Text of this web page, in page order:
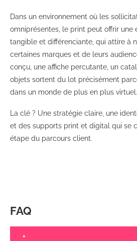
Dans un environnement où les
omniprésentes, le print peut offrir une
tangible et différenciante, qui attire à
certaines marques et de leurs
conçu, une affiche percutante, un
objets sortent du lot précisément
dans un monde de plus en plus virtuel.
La clé ? Une stratégie claire, une
et des supports print et digital qui se
étape du parcours client.
FAQ
+